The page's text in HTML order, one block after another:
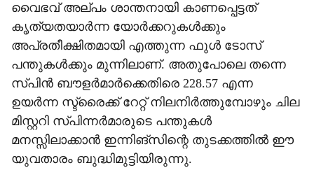
വൈഭവ് അല്പം ശാന്തനായി കാണപ്പെട്ടത്
കൃത്യതയാർന്ന യോർക്കറുകൾക്കും
അപ്രതീക്ഷിതമായി എത്തുന്ന ഫുൾ ടോസ്
പന്തുകൾക്കും മുന്നിലാണ്. അതുപോലെ തന്നെ
സ്പിൻ ബൗളർമാർക്കെതിരെ 228.57 എന്ന
ഉയർന്ന സ്ട്രൈക്ക് റേറ്റ് നിലനിർത്തുമ്പോഴും ചില
മിസ്റ്ററി സ്പിന്നർമാരുടെ പന്തുകൾ
മനസ്സിലാക്കാൻ ഇന്നിങ്സിന്റെ തുടക്കത്തിൽ ഈ
യുവതാരം ബുദ്ധിമുട്ടിയിരുന്നു.